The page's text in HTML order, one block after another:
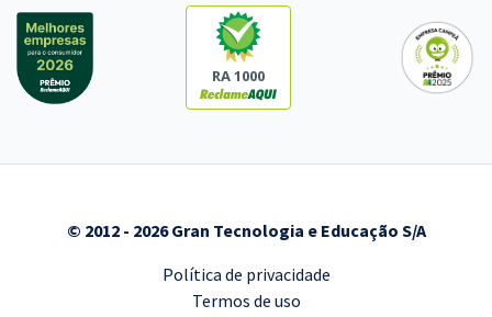
RA 1000
© 2012 - 2026 Gran Tecnologia e Educação S/A
Política de privacidade
Termos de uso